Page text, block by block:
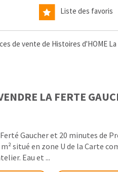
Liste des favoris
de vente de Histoires d'HOME La
LA FERTE
Gaucher et 20 minutes de
situé en zone U de la Carte
Eau et ...